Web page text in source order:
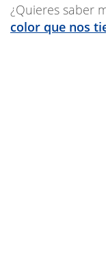
¿Quieres saber
color que nos